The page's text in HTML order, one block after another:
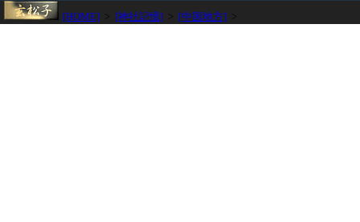
[HOME] [神社記憶] [中国地方]